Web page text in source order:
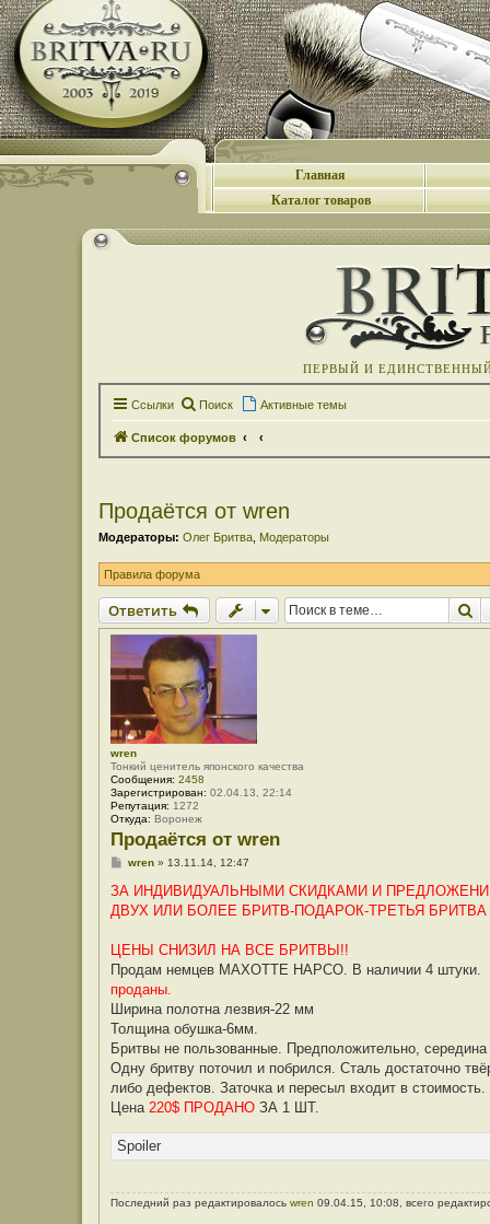
Главная
Каталог товаров
ПЕРВЫЙ И
Ссылки Поиск Активные темы
Список форумов
Продаётся от wren
Модераторы: Олег Бритва Модераторы
Правила форума
Ответить
wren
Тонкий ценитель японского качества
Сообщения: 2458
Зарегистрирован: 02.04.13, 22:14
Репутация: 1272
Откуда: Воронеж
Продаётся от wren
С
о
щ
и
е
wren» 13.11.14, 12:47
ЗА ИНДИВИДУАЛЬНЫМИ СКИДКАМИ И
ДВУХ ИЛИ БОЛЕЕ БРИТВ-ПОДАРОК-ТРЕТЬЯ
ЦЕНЫ СНИЗИЛ НА ВСЕ БРИТВЫ!!
Продам немцев MAXOTTE HAPCO. В наличии 4 штуки.
проданы.
Ширина полотна лезвия-22 мм
Толщина обушка-6мм.
Бритвы не пользованные. Предположительно,
Одну бритву поточил и побрился. Сталь достаточно
либо дефектов. Заточка и пересыл входит в стоимость.
Цена 220$ ПРОДАНО ЗА 1 ШТ.
Spoiler
Последний раз редактировалось wren 09.04.15, 10:08, всего